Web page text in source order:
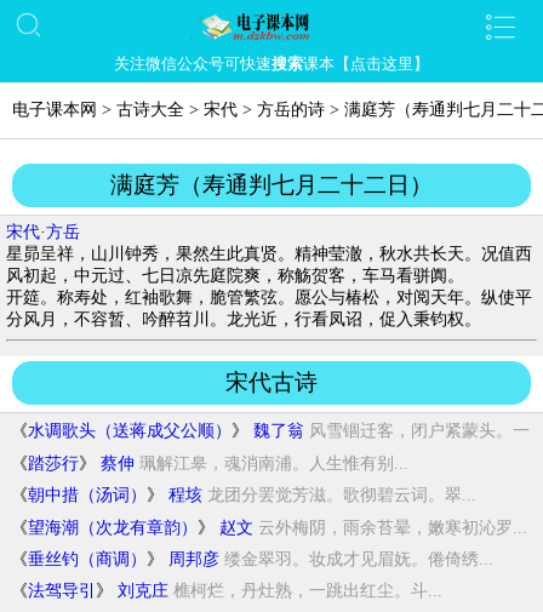
关注微信公众号可快速搜索课本【点击这里】
电子课本网 > 古诗大全 > 宋代 > 方岳的诗 > 满庭芳（寿通判七月二十
满庭芳（寿通判七月二十二日）
宋代·方岳
星昴呈祥，山川钟秀，果然生此真贤。精神莹澈，秋水共长天。况值西
风初起，中元过、七日凉先庭院爽，称觞贺客，车马看骈阗。
开筵。称寿处，红袖歌舞，脆管繁弦。愿公与椿松，对阅天年。纵使平
分风月，不容暂、吟醉苕川。龙光近，行看凤诏，促入秉钧权。
宋代古诗
《水调歌头（送蒋成父公顺） 》 魏了翁 风雪锢迁客，闭户紧蒙头。一
声门...
《踏莎行》 蔡伸 珮解江皋，魂消南浦。人生惟有别...
《朝中措（汤词） 》 程垓 龙团分罢觉芳滋。歌彻碧云词。翠...
《望海潮（次龙有章韵） 》 赵文 云外梅阴，雨余苔晕，嫩寒初沁罗...
《垂丝钓（商调） 》 周邦彦 缕金翠羽。妆成才见眉妩。倦倚绣...
《法驾导引 》 刘克庄 樵柯烂，丹灶熟，一跳出红尘。斗...